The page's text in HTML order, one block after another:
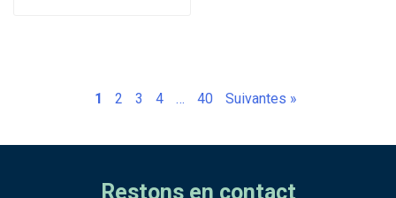
1 2 3 4 … 40 Suivantes »
Restons en contact